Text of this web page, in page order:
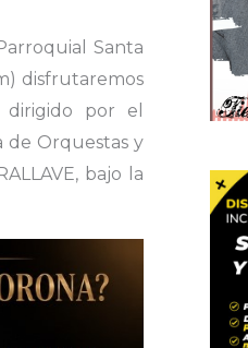
Santa
disfrutaremos
dirigido por el
de Orquestas y
bajo la